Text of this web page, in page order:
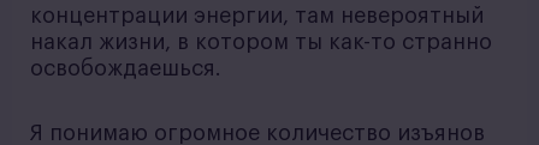
концентрации энергии, там невероятный
накал жизни, в котором ты как-то странно
освобождаешься.
Я понимаю огромное количество изъянов